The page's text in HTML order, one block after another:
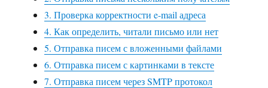
3. Проверка корректности e-mail адреса
4. Как определить, читали письмо или нет
5. Отправка писем с вложенными файлами
6. Отправка писем с картинками в тексте
7. Отправка писем через SMTP протокол